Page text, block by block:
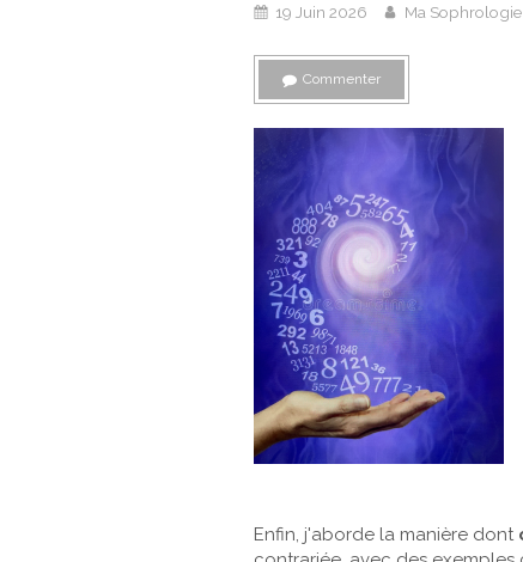
19 Juin 2026 Ma Sophrologie
Commenter
Enfin, j'aborde la manière dont